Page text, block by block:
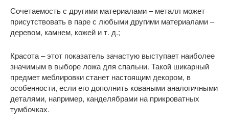
Сочетаемость с другими материалами – металл может
присутствовать в паре с любыми другими материалами –
деревом, камнем, кожей и т. д.;
Красота – этот показатель зачастую выступает наиболее
значимым в выборе ложа для спальни. Такой шикарный
предмет меблировки станет настоящим декором, в
особенности, если его дополнить коваными аналогичными
деталями, например, канделябрами на прикроватных
тумбочках.